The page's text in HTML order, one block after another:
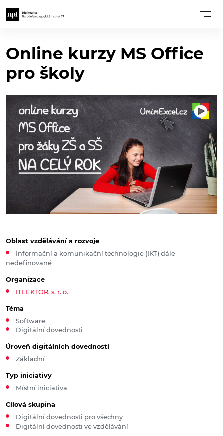
Online kurzy MS Office
pro školy
Oblast vzdělávání a rozvoje
Informační a komunikační technologie (IKT) dále
nedefinované
Organizace
ITLEKTOR, s. r. o.
Téma
Software
Digitální dovednosti
Úroveň digitálních dovedností
Základní
Typ iniciativy
Místní iniciativa
Cílová skupina
Digitální dovednosti pro všechny
Digitální dovednosti ve vzdělávání